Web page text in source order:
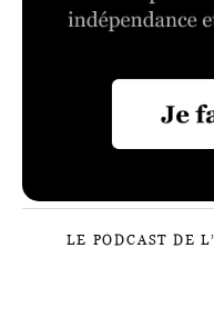
LE PODCAST DE